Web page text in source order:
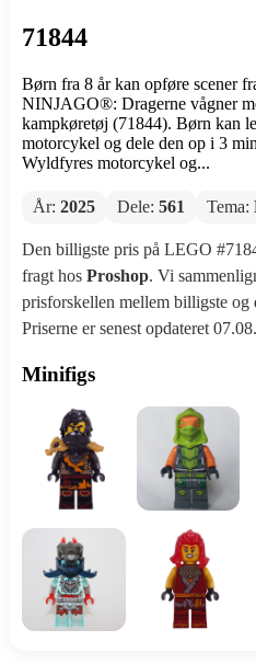
71844
Børn fra 8 år kan opføre scener
NINJAGO®: Dragerne vågner
kampkøretøj (71844). Børn kan
motorcykel og dele den op i 3
Wyldfyres motorcykel og...
År: 2025 Dele: 561 Tema:
Den billigste pris på LEGO
fragt hos Proshop. Vi
prisforskellen mellem billigste og
Priserne er senest opdateret
Minifigs